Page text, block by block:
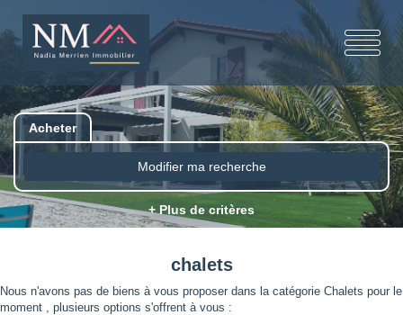
Acheter
Modifier ma recherche
+ Plus de critères
chalets
Nous n'avons pas de biens à vous proposer dans la catégorie Chalets pour le
moment , plusieurs options s'offrent à vous :